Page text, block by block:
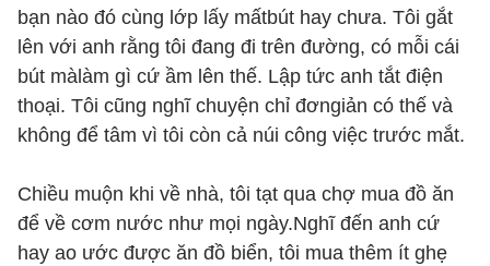
bạn nào đó cùng lớp lấy mấtbút hay chưa. Tôi gắt
lên với anh rằng tôi đang đi trên đường, có mỗi cái
bút màlàm gì cứ ầm lên thế. Lập tức anh tắt điện
thoại. Tôi cũng nghĩ chuyện chỉ đơngiản có thế và
không để tâm vì tôi còn cả núi công việc trước mắt.
Chiều muộn khi về nhà, tôi tạt qua chợ mua đồ ăn
để về cơm nước như mọi ngày.Nghĩ đến anh cứ
hay ao ước được ăn đồ biển, tôi mua thêm ít ghẹ